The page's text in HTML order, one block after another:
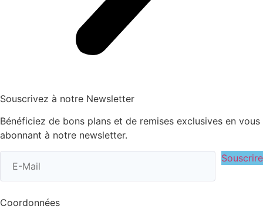
Souscrivez à notre Newsletter
Bénéficiez de bons plans et de remises exclusives en vous
abonnant à notre newsletter.
Souscrire
Coordonnées